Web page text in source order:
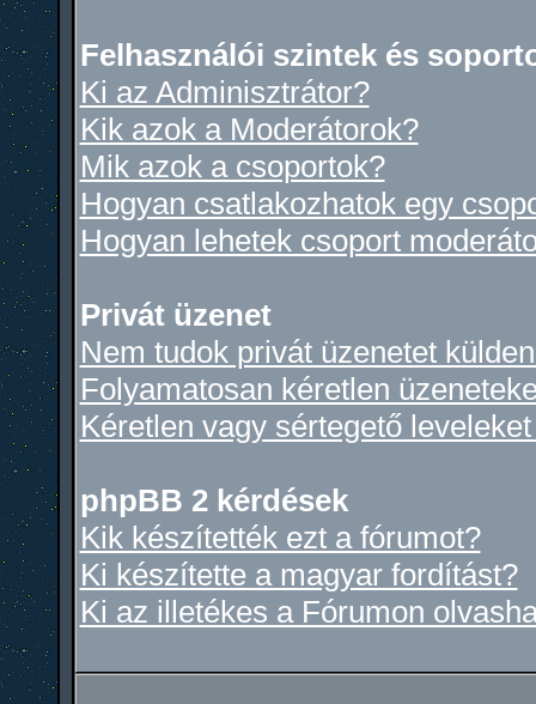
Felhasználói szintek és
Ki az Adminisztrátor?
Kik azok a Moderátorok?
Mik azok a csoportok?
Hogyan csatlakozhatok egy
Hogyan lehetek csoport
Privát üzenet
Nem tudok privát üzenetet
Folyamatosan kéretlen
Kéretlen vagy sértegető
phpBB 2 kérdések
Kik készítették ezt a fórumot?
Ki készítette a magyar fordítást?
Ki az illetékes a Fórumon